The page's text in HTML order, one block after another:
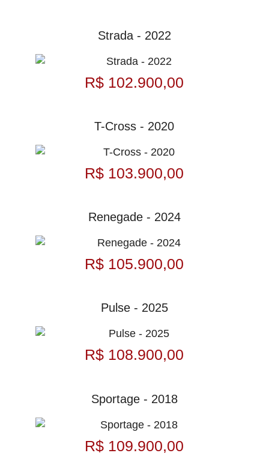
Strada - 2022
R$ 102.900,00
T-Cross - 2020
R$ 103.900,00
Renegade - 2024
R$ 105.900,00
Pulse - 2025
R$ 108.900,00
Sportage - 2018
R$ 109.900,00